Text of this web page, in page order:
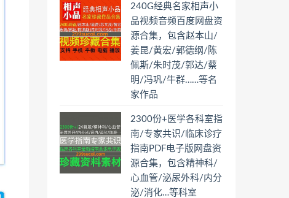
240G经典名家相声小
品视频音频百度网盘资
源合集，包含赵本山/
姜昆/黄宏/郭德纲/陈
佩斯/朱时茂/郭达/蔡
明/冯巩/牛群……等名
家作品
2300份+医学各科室指
南/专家共识/临床诊疗
指南PDF电子版网盘资
源合集，包含精神科/
心血管/泌尿外科/内分
泌/消化…等科室